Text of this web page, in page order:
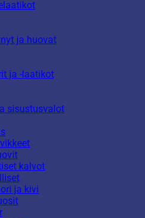
ja huovat
ja -laatikot
sisustusvalot
kalvot
ja kivi